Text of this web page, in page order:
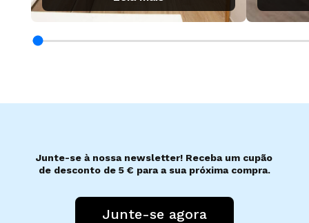
Junte-se à nossa newsletter! Receba um cupão
de desconto de 5 € para a sua próxima compra.
Junte-se agora